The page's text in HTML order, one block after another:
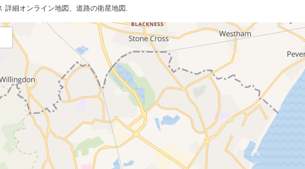
細オンライン地図、道路の衛星地図.